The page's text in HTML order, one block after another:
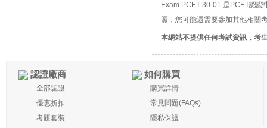
Exam PCET-30-01 是PCET認
照，您可能還需要參加其他相關
本網站不提供任何考試資訊，考
認證廠商
全部認證
優惠折扣
考題套裝
如何購買
購買詳情
常見問題(FAQs)
隱私保護